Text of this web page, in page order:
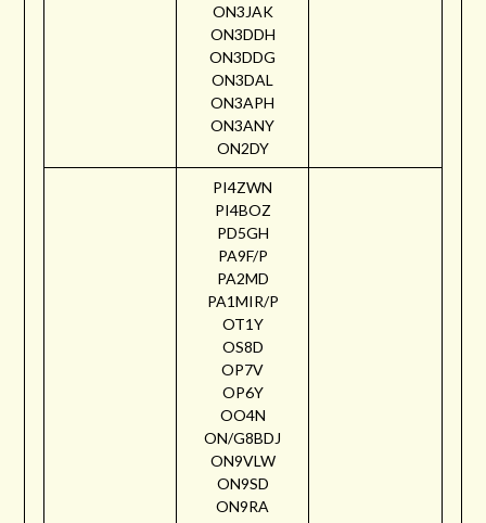
ON3JAK
ON3DDH
ON3DDG
ON3DAL
ON3APH
ON3ANY
ON2DY
PI4ZWN
PI4BOZ
PD5GH
PA9F/P
PA2MD
PA1MIR/P
OT1Y
OS8D
OP7V
OP6Y
OO4N
ON/G8BDJ
ON9VLW
ON9SD
ON9RA